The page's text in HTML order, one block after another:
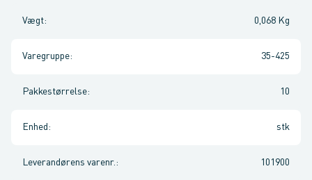
Vægt: 0,068 Kg
Varegruppe: 35-425
Pakkestørrelse: 10
Enhed : stk
Leverandørens varenr. : 101900